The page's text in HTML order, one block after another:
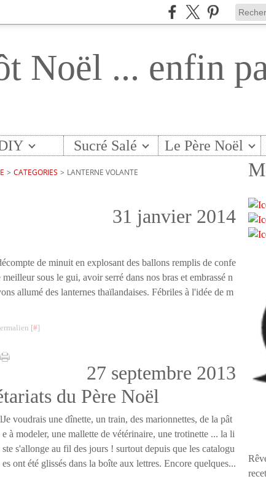
Noël ... enfin
Sucré Salé Le Père Noël
> CATEGORIES > LANTERNE VOLANTE
31 janvier 2014
de minuit en explosant des ballons remplis de confe
sous le gui, avoir serré dans nos bras et embrassé n
allumé des lanternes thaïlandaises. Fébriles à l'idée de m
[#]
27 septembre 2013
du Père Noël
Je voudrais une dînette, un train, des marionnettes, de la pât
e à modeler, une mallette de vétérinaire, une trotinette ... la li
ste s'allonge au fil des jours ! surtout depuis que les catalogu
es ont été glissés dans la boîte aux lettres. Encore quelques...